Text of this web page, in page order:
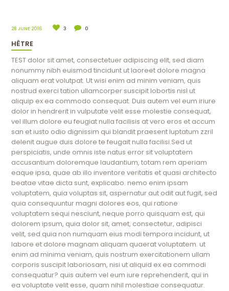
28 JUNE 2016 3 0
HÊTRE
TEST dolor sit amet, consectetuer adipiscing elit, sed diam
nonummy nibh euismod tincidunt ut laoreet dolore magna
aliquam erat volutpat. Ut wisi enim ad minim veniam, quis
nostrud exerci tation ullamcorper suscipit lobortis nisl ut
aliquip ex ea commodo consequat. Duis autem vel eum iriure
dolor in hendrerit in vulputate velit esse molestie consequat,
vel illum dolore eu feugiat nulla facilisis at vero eros et accum
san et iusto odio dignissim qui blandit praesent luptatum zzril
delenit augue duis dolore te feugait nulla facilisi.Sed ut
perspiciatis, unde omnis iste natus error sit voluptatem
accusantium doloremque laudantium, totam rem aperiam
eaque ipsa, quae ab illo inventore veritatis et quasi architecto
beatae vitae dicta sunt, explicabo. nemo enim ipsam
voluptatem, quia voluptas sit, aspernatur aut odit aut fugit, sed
quia consequuntur magni dolores eos, qui ratione
voluptatem sequi nesciunt, neque porro quisquam est, qui
dolorem ipsum, quia dolor sit, amet, consectetur, adipisci
velit, sed quia non numquam eius modi tempora incidunt, ut
labore et dolore magnam aliquam quaerat voluptatem. ut
enim ad minima veniam, quis nostrum exercitationem ullam
corporis suscipit laboriosam, nisi ut aliquid ex ea commodi
consequatur? quis autem vel eum iure reprehenderit, qui in
ea voluptate velit esse, quam nihil molestiae consequatur.